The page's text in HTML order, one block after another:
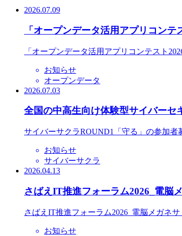
2026.07.09
「オープンデータ活用アプリコン
「オープンデータ活用アプリコンテスト
お知らせ
オープンデータ
2026.07.03
全国の中高生向け体験型サイバーセ
サイバーサクラROUND1「守る」の参加者
お知らせ
サイバーサクラ
2026.04.13
さばえIT推進フォーラム2026_電脳
さばえIT推進フォーラム2026_電脳メガネサ
お知らせ